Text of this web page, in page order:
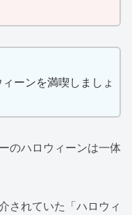
ーンを満喫しましょ
のハロウィーンは一体
されていた「ハロウィ